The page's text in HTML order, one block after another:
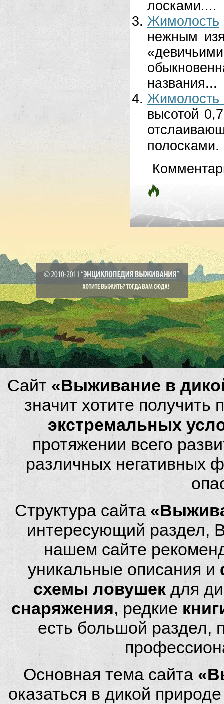
лосками....
Жимолость
нежным
названия...
высотой
Сайт «Выживание в
значит хотите
экстремальных
протяжении всего
различных негативных
Структура сайта
интересующий раздел,
нашем сайте
уникальные описания и
схемы ловушек для
снаряжения, редкие
есть большой
Основная тема сайта
оказаться в дикой